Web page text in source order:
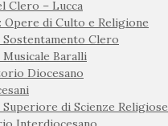
Clero – Lucca
Opere di Culto e Religione
Clero
Baralli
Diocesano
di Scienze Religiose